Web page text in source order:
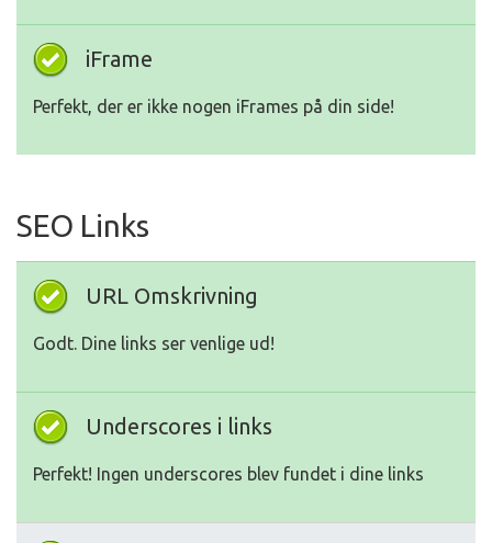
iFrame
Perfekt, der er ikke nogen iFrames på din side!
SEO Links
URL Omskrivning
Godt. Dine links ser venlige ud!
Underscores i links
Perfekt! Ingen underscores blev fundet i dine links